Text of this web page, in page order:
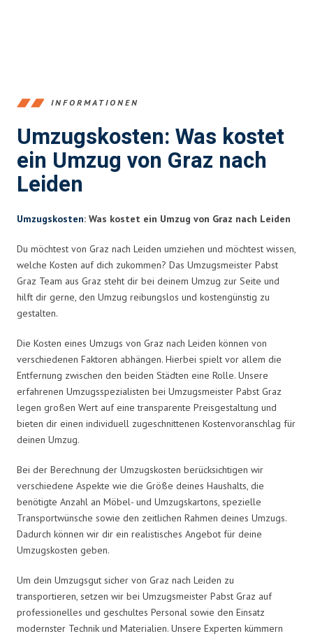
INFORMATIONEN
Umzugskosten: Was kostet
ein Umzug von Graz nach
Leiden
Umzugskosten: Was kostet ein Umzug von Graz nach Leiden
Du möchtest von Graz nach Leiden umziehen und möchtest wissen,
welche Kosten auf dich zukommen? Das Umzugsmeister Pabst
Graz Team aus Graz steht dir bei deinem Umzug zur Seite und
hilft dir gerne, den Umzug reibungslos und kostengünstig zu
gestalten.
Die Kosten eines Umzugs von Graz nach Leiden können von
verschiedenen Faktoren abhängen. Hierbei spielt vor allem die
Entfernung zwischen den beiden Städten eine Rolle. Unsere
erfahrenen Umzugsspezialisten bei Umzugsmeister Pabst Graz
legen großen Wert auf eine transparente Preisgestaltung und
bieten dir einen individuell zugeschnittenen Kostenvoranschlag für
deinen Umzug.
Bei der Berechnung der Umzugskosten berücksichtigen wir
verschiedene Aspekte wie die Größe deines Haushalts, die
benötigte Anzahl an Möbel- und Umzugskartons, spezielle
Transportwünsche sowie den zeitlichen Rahmen deines Umzugs.
Dadurch können wir dir ein realistisches Angebot für deine
Umzugskosten geben.
Um dein Umzugsgut sicher von Graz nach Leiden zu
transportieren, setzen wir bei Umzugsmeister Pabst Graz auf
professionelles und geschultes Personal sowie den Einsatz
modernster Technik und Materialien. Unsere Experten kümmern